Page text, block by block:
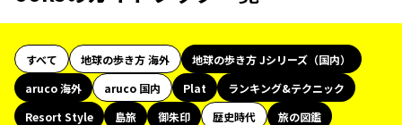
すべて 地球の歩き方 海外
地球の歩き方 Jシリーズ（国内）
aruco 海外
aruco 国内 Plat
ランキング&テクニック
Resort Style
島旅 御朱印 歴史時代
旅の図鑑